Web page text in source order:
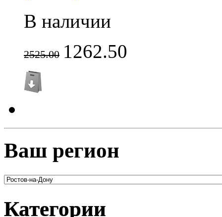
В наличии
2525.00 1262.50
Ваш регион
Категории